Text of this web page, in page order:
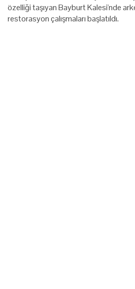
özelliği taşıyan Bayburt Kalesi'nde
restorasyon çalışmaları başlatıldı.